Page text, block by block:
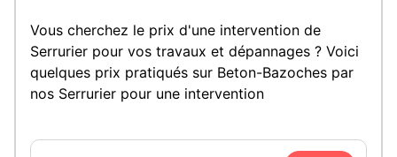
Vous cherchez le prix d'une intervention de
Serrurier pour vos travaux et dépannages ? Voici
quelques prix pratiqués sur Beton-Bazoches par
nos Serrurier pour une intervention